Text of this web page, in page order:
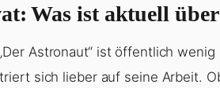
Was ist aktuell
Astronaut“ ist öffentlich
sich lieber auf seine Arbeit.